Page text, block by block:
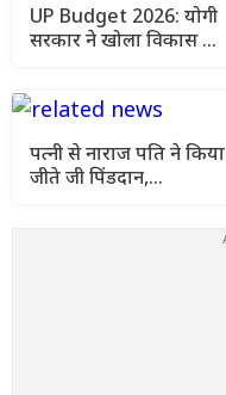
UP Budget 2026: योगी
सरकार ने खोला विकास का
पत्नी से नाराज पति ने किया
जीते जी पिंडदान,